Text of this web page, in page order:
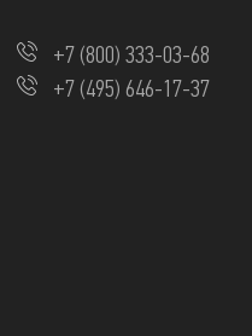
+7 (800) 333-03-68
+7 (495) 646-17-37